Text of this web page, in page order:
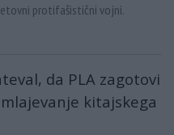
protifašistični vojni.
da PLA zagotovi
kitajskega